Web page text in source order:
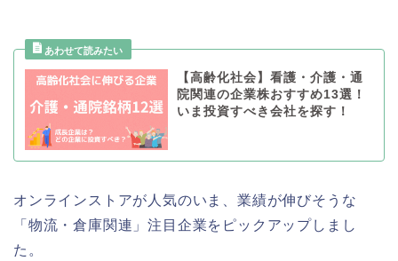
【高齢化社会】看護・介護・通
院関連の企業株おすすめ13選！
いま投資すべき会社を探す！
オンラインストアが人気のいま、業績が伸びそうな
「物流・倉庫関連」注目企業をピックアップしまし
た。